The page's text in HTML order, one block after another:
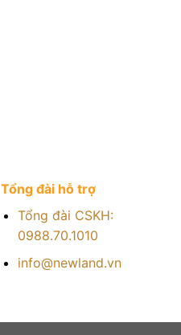
Tổng đài hỗ trợ
Tổng đài CSKH:
0988.70.1010
info@newland.vn